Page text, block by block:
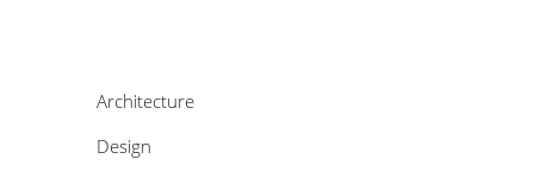
Architecture
Design